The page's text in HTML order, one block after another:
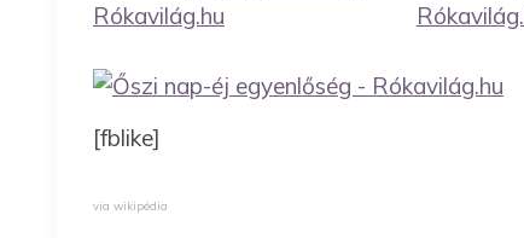
[fblike]
via wikipédia